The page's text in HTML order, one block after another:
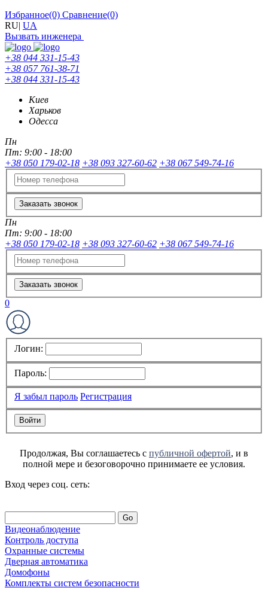
Избранное(0) Сравнение(0)
RU| UA
Вызвать инженера
+38 044 331-15-43
+38 057 761-38-71
+38 044 331-15-43
Киев
Харьков
Одесса
Пн
Пт: 9:00 - 18:00
+38 050 179-02-18 +38 093 327-60-62 +38 067 549-74-16
Заказать звонок
Пн
Пт: 9:00 - 18:00
+38 050 179-02-18 +38 093 327-60-62 +38 067 549-74-16
Заказать звонок
0
Логин:
Пароль:
Я забыл пароль Регистрация
Продолжая, Вы соглашаетесь с публичной офертой, и в
полной мере и безоговорочно принимаете ее условия.
Вход через соц. сеть:
Go
Видеонаблюдение
Контроль доступа
Охранные системы
Дверная автоматика
Домофоны
Комплекты систем безопасности